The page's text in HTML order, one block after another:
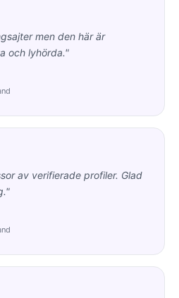
men den här är
och lyhörda."
av verifierade profiler. Glad